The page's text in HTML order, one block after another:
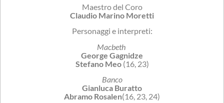
Maestro del Coro
Claudio Marino Moretti
Personaggi e interpreti:
Macbeth
George Gagnidze
Stefano Meo (16, 23)
Banco
Gianluca Buratto
Abramo Rosalen(16, 23, 24)